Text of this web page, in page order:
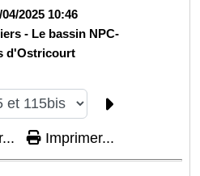
04/2025 10:46
- Le bassin NPC-
d'Ostricourt
Imprimer...